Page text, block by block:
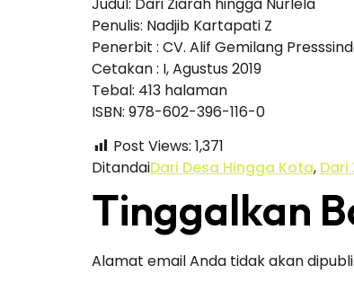
Penulis: Nadjib Kartapati Z
Penerbit : CV. Alif Gemilang
Cetakan : I, Agustus 2019
Tebal: 413 halaman
ISBN: 978-602-396-116-0
Post Views: 1,371
DitandaiDari Desa Hingga Kota, Dari
Tinggalkan
Alamat email Anda tidak akan